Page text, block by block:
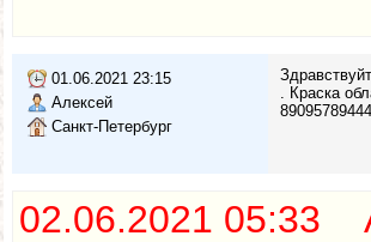
01.06.2021 23:15
Алексей
Санкт-Петербург
. Краска
02.06.2021 05:33